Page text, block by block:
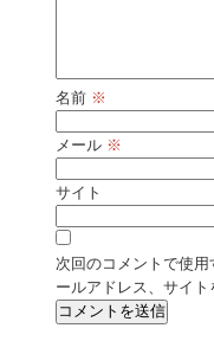
名前 ※
メール ※
サイト
次回のコメントで使
ールアドレス、サイト